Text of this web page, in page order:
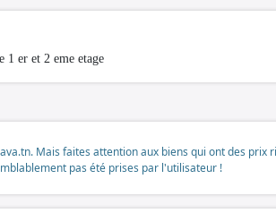
1 er et 2 eme etage
Mais faites attention aux biens qui ont des prix
pas été prises par l'utilisateur !